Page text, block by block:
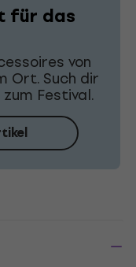
für das
von
Ort. Such dir
Festival.